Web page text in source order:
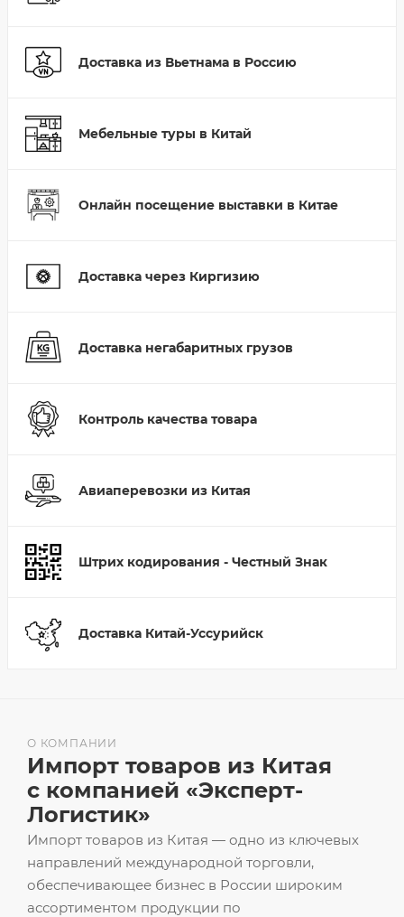
Доставка из Вьетнама в Россию
Мебельные туры в Китай
Онлайн посещение выставки в Китае
Доставка через Киргизию
Доставка негабаритных грузов
Контроль качества товара
Авиаперевозки из Китая
Штрих кодирования - Честный Знак
Доставка Китай-Уссурийск
Импорт товаров из Китая — одно из ключевых
направлений международной торговли,
обеспечивающее бизнес в России широким
ассортиментом продукции по
О КОМПАНИИ
Импорт товаров из Китая
с компанией «Эксперт-
Логистик»